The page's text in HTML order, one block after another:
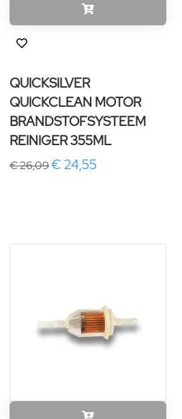
QUICKSILVER
QUICKCLEAN MOTOR
BRANDSTOFSYSTEEM
REINIGER 355ML
€ 26,09€ 24,55